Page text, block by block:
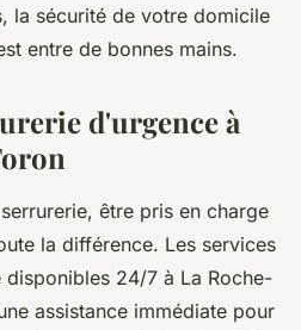
la sécurité de votre domicile
entre de bonnes mains.
d'urgence à
être pris en charge
la différence. Les services
24/7 à La Roche-
assistance immédiate pour